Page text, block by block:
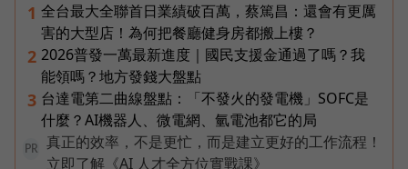
1 全台最大全聯首日業績破百萬，蔡篤昌：還會有更厲
害的大型店！為何把餐廳健身房都搬上樓？
2 2026普發一萬最新進度｜國民支援金通過了嗎？我
能領嗎？地方發錢大盤點
3 台達電第二曲線盤點：「不發火的發電機」SOFC是
什麼？AI機器人、微電網、氫電池都它的局
PR
真正的效率，不是更忙，而是建立更好的工作流程！
立即了解《AI 人才全方位實戰課》